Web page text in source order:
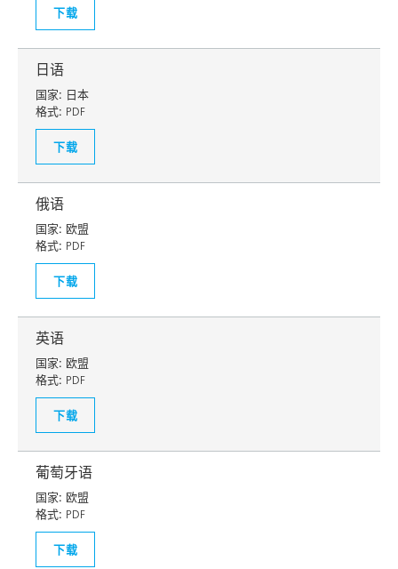
下载
日语
国家: 日本
格式: PDF
下载
俄语
国家: 欧盟
格式: PDF
下载
英语
国家: 欧盟
格式: PDF
下载
葡萄牙语
国家: 欧盟
格式: PDF
下载